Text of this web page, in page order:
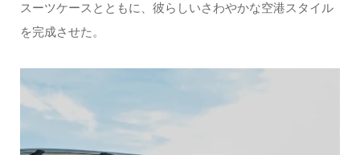
スーツケースとともに、彼らしいさわやかな空港スタイル
を完成させた。